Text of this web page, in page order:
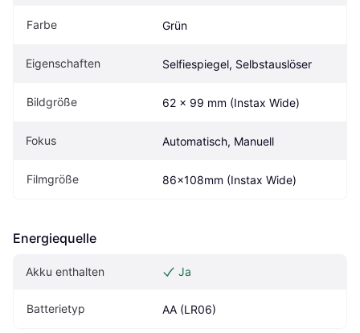
Farbe Grün
Eigen­schaften Selfiespiegel, Selbstauslöser
Bildgröße 62 x 99 mm (Instax Wide)
Fokus Automatisch, Manuell
Filmgröße 86x108mm (Instax Wide)
Energiequelle
Akku enthalten Ja
Batterietyp AA (LR06)